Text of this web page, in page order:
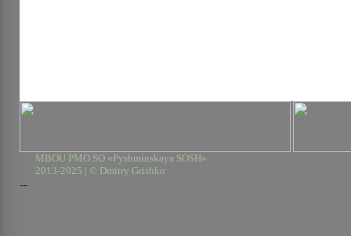
MBOU PMO SO «Pyshminskaya SOSH»
2013-2025 | © Dmitry Grishko
--